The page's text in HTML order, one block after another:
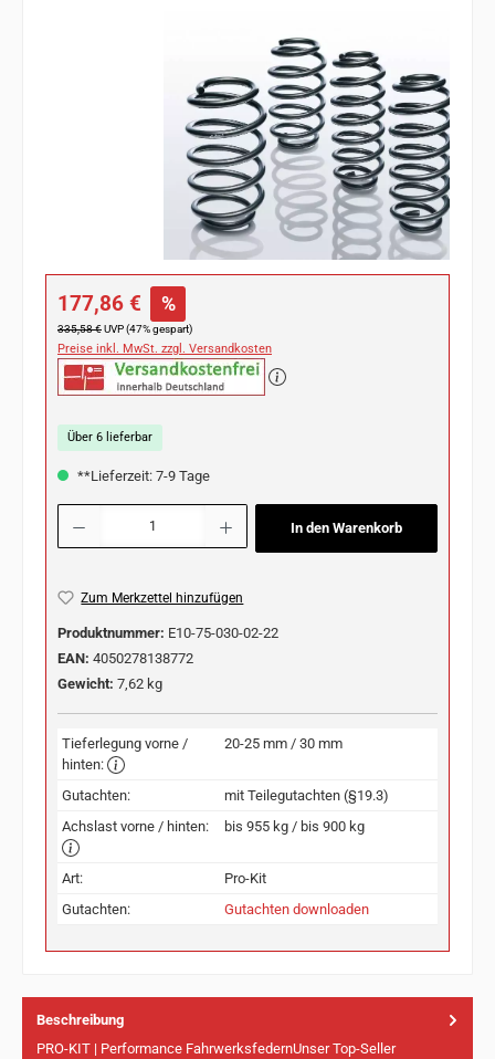
Verkaufspreis:
177,86 € %
Regulärer Preis:
335,58 €UVP (47% gespart)
Preise inkl. MwSt. zzgl. Versandkosten
Über 6 lieferbar
**Lieferzeit: 7-9 Tage
Produkt Anzahl: Gib den gewünschten Wert ein oder benutze die Schaltflächen
In den Warenkorb
Zum Merkzettel hinzufügen
Produktnummer: E10-75-030-02-22
EAN: 4050278138772
Gewicht: 7,62 kg
Tieferlegung vorne /
hinten:
20-25 mm / 30 mm
Gutachten:
mit Teilegutachten (§19.3)
Achslast vorne / hinten:
bis 955 kg / bis 900 kg
Art:
Pro-Kit
Gutachten:
Gutachten downloaden
Beschreibung
PRO-KIT | Performance FahrwerksfedernUnser Top-Seller